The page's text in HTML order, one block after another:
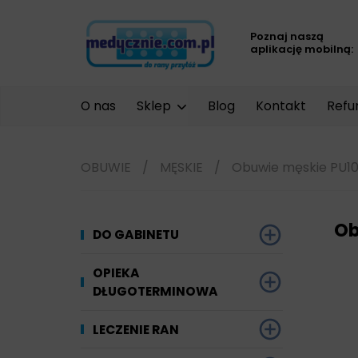
Poznaj naszą
aplikację mobilną:
O nas Sklep Blog Kontakt
OBUWIE / MĘSKIE / Obuwie męskie
DO GABINETU
Dezynfekcja
OPIEKA
DŁUGOTERMINOWA
Materiały chłonne
LECZENIE RAN